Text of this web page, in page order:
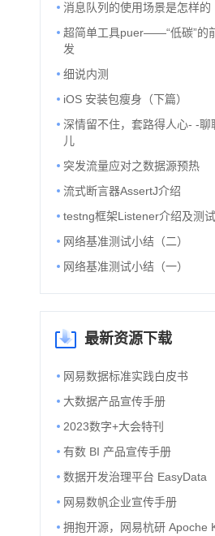
消息队列的使用场景是怎样的
超简单工具puer——“低碳”的
发
细说内测
iOS 安装包瘦身（下篇）
深情留不住，套路得人心- -聊
儿
突发流量应对之数据源预热
流式断言器AssertJ介绍
testng框架Listener介绍及测
网络基准测试小结（二）
网络基准测试小结（一）
最新资源下载
网易数据标准实践白皮书
大数据产品宣传手册
2023数字+大会特刊
有数 BI 产品宣传手册
数据开发治理平台 EasyData
网易数帆企业宣传手册
拥抱开源，网易杭研 Apoche